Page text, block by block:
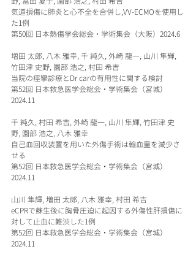
気道損傷に肺炎と心不全を合併し,VV-ECMOを使用し
た1例
第50回 日本熱傷学会総会・学術集会（大阪）2024.6
増田 太郎, 八木 雅幸, 千 純久, 外崎 龍一, 山川 隼輝,
竹田津 史野, 園部 浩之, 村田 希吉
当院の痙攣診療とDr carの有用性に関する検討
第52回 日本救急医学会総会・学術集会（宮城）
2024.11
千 純久, 村田 希吉, 外崎 龍一, 山川 隼輝, 竹田津 史
野, 園部 浩之, 八木 雅幸
自己血回収装置を用いた外傷手術は輸血量を減少さ
せる
第52回 日本救急医学会総会・学術集会（宮城）
2024.11
山川 隼輝, 増田 太郎, 八木 雅幸, 村田 希吉
eCPRで蘇生後に胸骨圧迫に起因する外傷性肝損傷に
対して止血に難渋した1例
第52回 日本救急医学会総会・学術集会（宮城）
2024.11